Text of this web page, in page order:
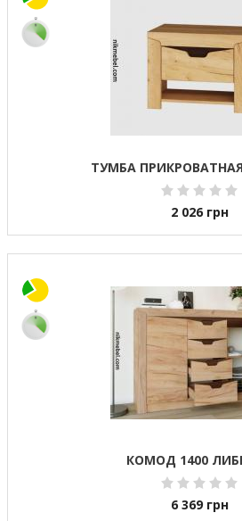
ТУМБА
2 026 грн
КОМОД 1400
6 369 грн